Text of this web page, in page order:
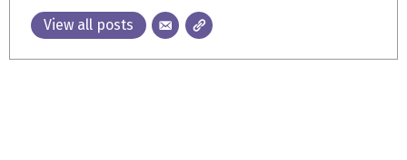
View all posts